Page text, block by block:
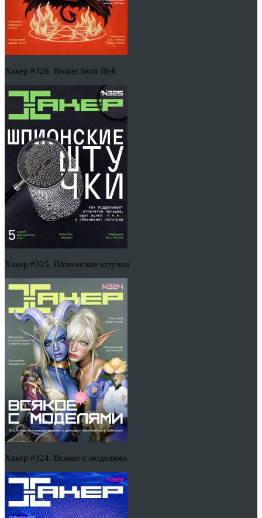
Хакер #326. Router from Hell
Хакер #325. Шпионские штучки
Хакер #324. Всякое с моделями